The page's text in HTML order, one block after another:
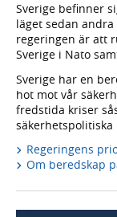
Sverige befinner
läget sedan
regeringen är att
Sverige i Nato
Sverige har en
hot mot vår
fredstida kriser
Regeringens
Om beredskap